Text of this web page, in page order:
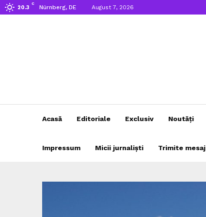
20.3
C
Nürnberg, DE August 7, 2026
Acasă Editoriale Exclusiv Noutăți
Impressum Micii jurnaliști Trimite mesaj